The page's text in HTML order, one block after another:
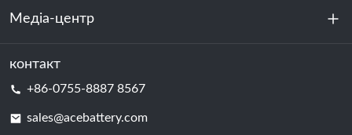
Стійкість
Зберігання енергії
Центр обробки даних та серверна кімната
Медіа-центр
Новини
контакт
+86-0755-8887 8567
sales@acebattery.com